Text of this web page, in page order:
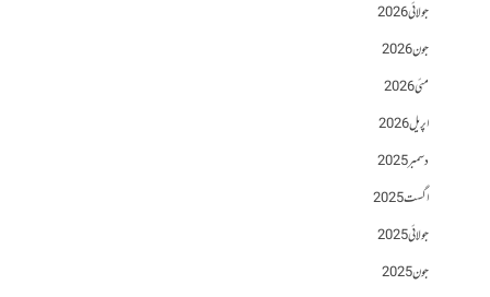
جولائی 2026
جون 2026
مئی 2026
اپریل 2026
دسمبر 2025
اگست 2025
جولائی 2025
جون 2025